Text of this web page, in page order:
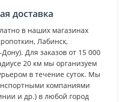
доставка
в наших магазинах
Лабинск,
Для заказов от 15 000
20 км мы организуем
в течение суток. Мы
компаниями
и др.) в любой город